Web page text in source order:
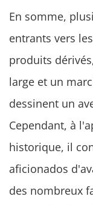
En somme,
entrants vers
produits
large et un
dessinent un
Cependant, à
historique, il
aficionados
des nombreux